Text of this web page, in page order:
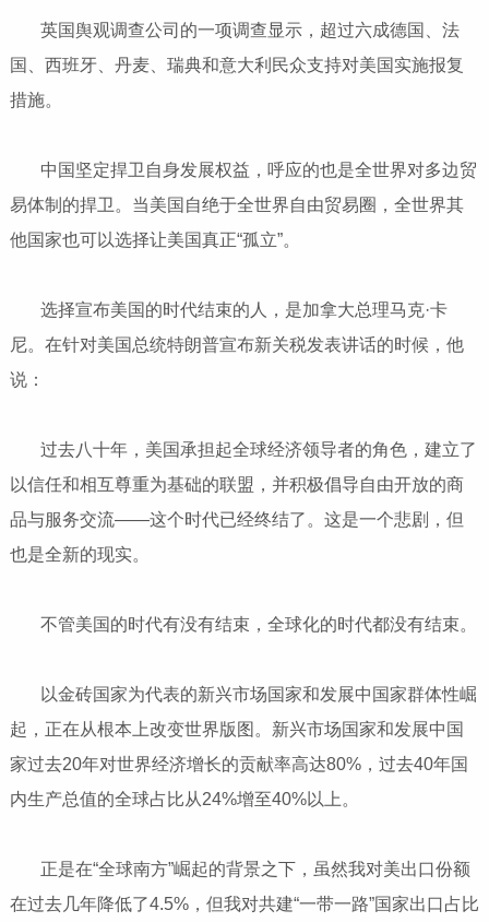
英国舆观调查公司的一项调查显示，超过六成德国、法
国、西班牙、丹麦、瑞典和意大利民众支持对美国实施报复
措施。
中国坚定捍卫自身发展权益，呼应的也是全世界对多边贸
易体制的捍卫。当美国自绝于全世界自由贸易圈，全世界其
他国家也可以选择让美国真正“孤立”。
选择宣布美国的时代结束的人，是加拿大总理马克·卡
尼。在针对美国总统特朗普宣布新关税发表讲话的时候，他
说：
过去八十年，美国承担起全球经济领导者的角色，建立了
以信任和相互尊重为基础的联盟，并积极倡导自由开放的商
品与服务交流——这个时代已经终结了。这是一个悲剧，但
也是全新的现实。
不管美国的时代有没有结束，全球化的时代都没有结束。
以金砖国家为代表的新兴市场国家和发展中国家群体性崛
起，正在从根本上改变世界版图。新兴市场国家和发展中国
家过去20年对世界经济增长的贡献率高达80%，过去40年国
内生产总值的全球占比从24%增至40%以上。
正是在“全球南方”崛起的背景之下，虽然我对美出口份额
在过去几年降低了4.5%，但我对共建“一带一路”国家出口占比